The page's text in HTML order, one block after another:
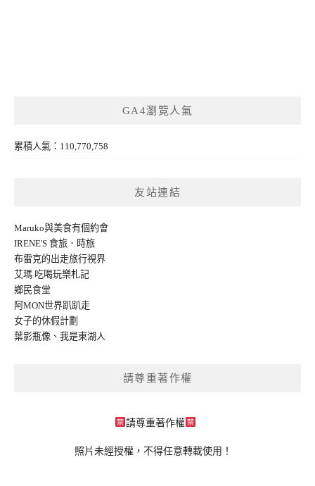
GA4瀏覽人氣
累積人氣：110,770,758
友站連結
Maruko與美食有個約會
IRENE'S 食旅．時旅
布雷克的出走旅行視界
艾瑪 吃喝玩樂札記
鄉民食堂
阿MON世界趴趴走
女子的休假計劃
葉影瓶像 、 我是東湖人
請尊重著作權
請尊重著作權
照片未經授權，不得任意轉載使用！